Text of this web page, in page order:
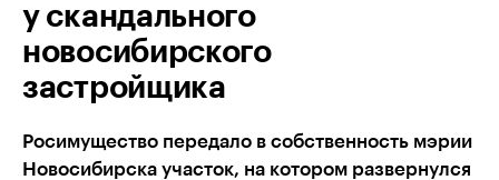
у скандального
новосибирского
застройщика
Росимущество передало в собственность мэрии
Новосибирска участок, на котором развернулся